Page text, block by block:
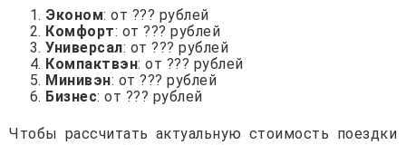
Эконом: от ??? рублей
Комфорт: от ??? рублей
Универсал: от ??? рублей
Компактвэн: от ??? рублей
Минивэн: от ??? рублей
Бизнес: от ??? рублей
Чтобы рассчитать актуальную стоимость поездки